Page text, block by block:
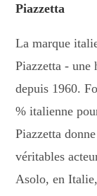
Piazzetta
La marque
Piazzetta - une
depuis 1960.
% italienne
Piazzetta
véritables
Asolo, en